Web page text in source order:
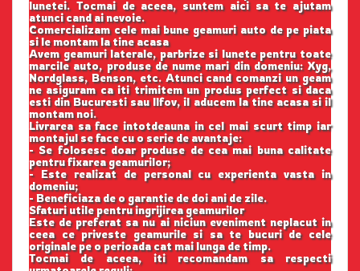
lunetei. Tocmai de aceea, suntem aici sa te ajutam
atunci cand ai nevoie.
Comercializam cele mai bune geamuri auto de pe piata
si le montam la tine acasa
Avem geamuri laterale, parbrize si lunete pentru toate
marcile auto, produse de nume mari din domeniu: Xyg,
Nordglass, Benson, etc. Atunci cand comanzi un geam
ne asiguram ca iti trimitem un produs perfect si daca
esti din Bucuresti sau Ilfov, il aducem la tine acasa si il
montam noi.
Livrarea sa face intotdeauna in cel mai scurt timp iar
montajul se face cu o serie de avantaje:
- Se folosesc doar produse de cea mai buna calitate
pentru fixarea geamurilor;
- Este realizat de personal cu experienta vasta in
domeniu;
- Beneficiaza de o garantie de doi ani de zile.
Sfaturi utile pentru ingrijirea geamurilor
Este de preferat sa nu ai niciun eveniment neplacut in
ceea ce priveste geamurile si sa te bucuri de cele
originale pe o perioada cat mai lunga de timp.
Tocmai de aceea, iti recomandam sa respecti